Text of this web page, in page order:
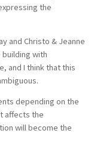
the
and Christo & Jeanne
with
and I think that this
depending on the
affects the
will become the